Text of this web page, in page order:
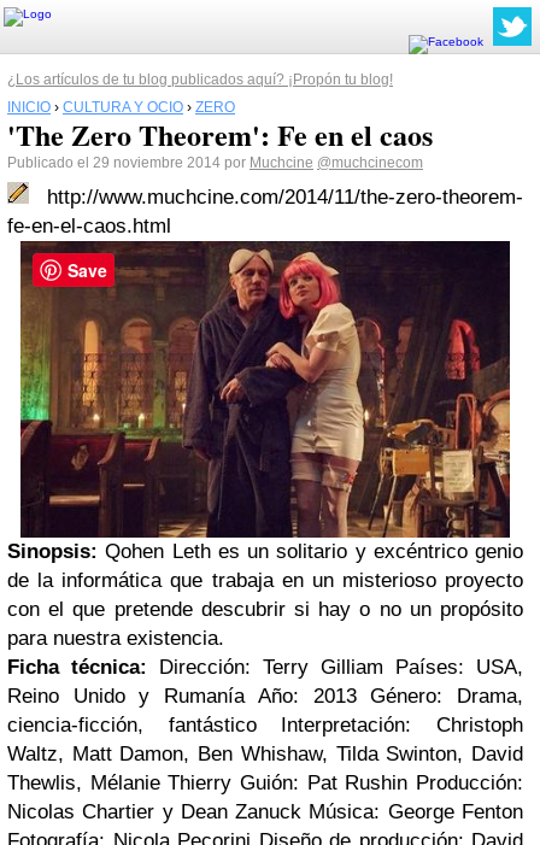
¿Los artículos de tu blog publicados aquí? ¡Propón tu blog!
INICIO › CULTURA Y OCIO › ZERO
'The Zero Theorem': Fe en el caos
Publicado el 29 noviembre 2014 por Muchcine @muchcinecom
http://www.muchcine.com/2014/11/the-zero-theorem-
fe-en-el-caos.html
Sinopsis: Qohen Leth es un solitario y excéntrico genio
de la informática que trabaja en un misterioso proyecto
con el que pretende descubrir si hay o no un propósito
para nuestra existencia.
Ficha técnica: Dirección: Terry Gilliam
Países: USA,
Reino Unido y Rumanía Año: 2013
Género: Drama,
ciencia-ficción, fantástico
Interpretación: Christoph
Waltz, Matt Damon, Ben Whishaw, Tilda Swinton, David
Thewlis, Mélanie Thierry Guión: Pat Rushin Producción:
Nicolas Chartier y Dean Zanuck Música: George Fenton
Save